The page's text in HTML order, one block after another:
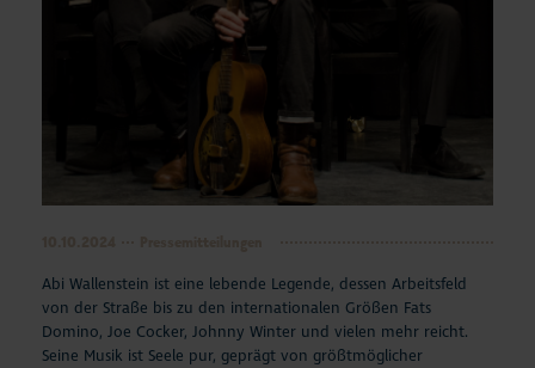
Abi Wallenstein ist eine lebende Legende, dessen Arbeitsfeld
von der Straße bis zu den internationalen Größen Fats
Domino, Joe Cocker, Johnny Winter und vielen mehr reicht.
Seine Musik ist Seele pur, geprägt von größtmöglicher